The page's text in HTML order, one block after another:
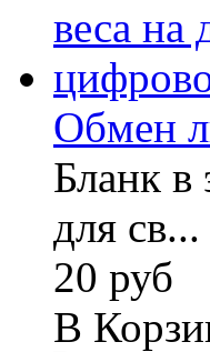
Обмен
Бланк в
для св...
20 руб
В